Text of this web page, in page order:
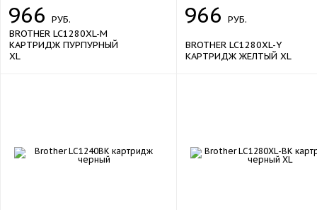
966 РУБ.
BROTHER LC1280XL-M
КАРТРИДЖ ПУРПУРНЫЙ
XL
966 РУБ.
BROTHER LC1280XL-Y
КАРТРИДЖ ЖЕЛТЫЙ XL